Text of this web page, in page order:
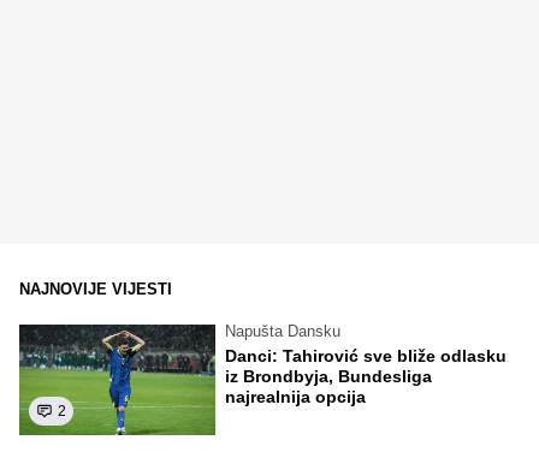
NAJNOVIJE VIJESTI
2
Napušta Dansku
Danci: Tahirović sve bliže odlasku
iz Brondbyja, Bundesliga
najrealnija opcija